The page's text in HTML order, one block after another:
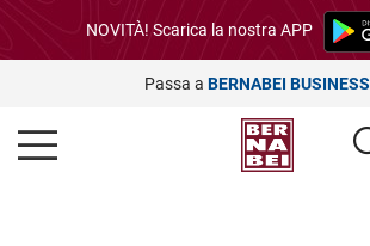
NOVITÀ! Scarica la nostra APP
Passa a BERNABEI BUSINESS